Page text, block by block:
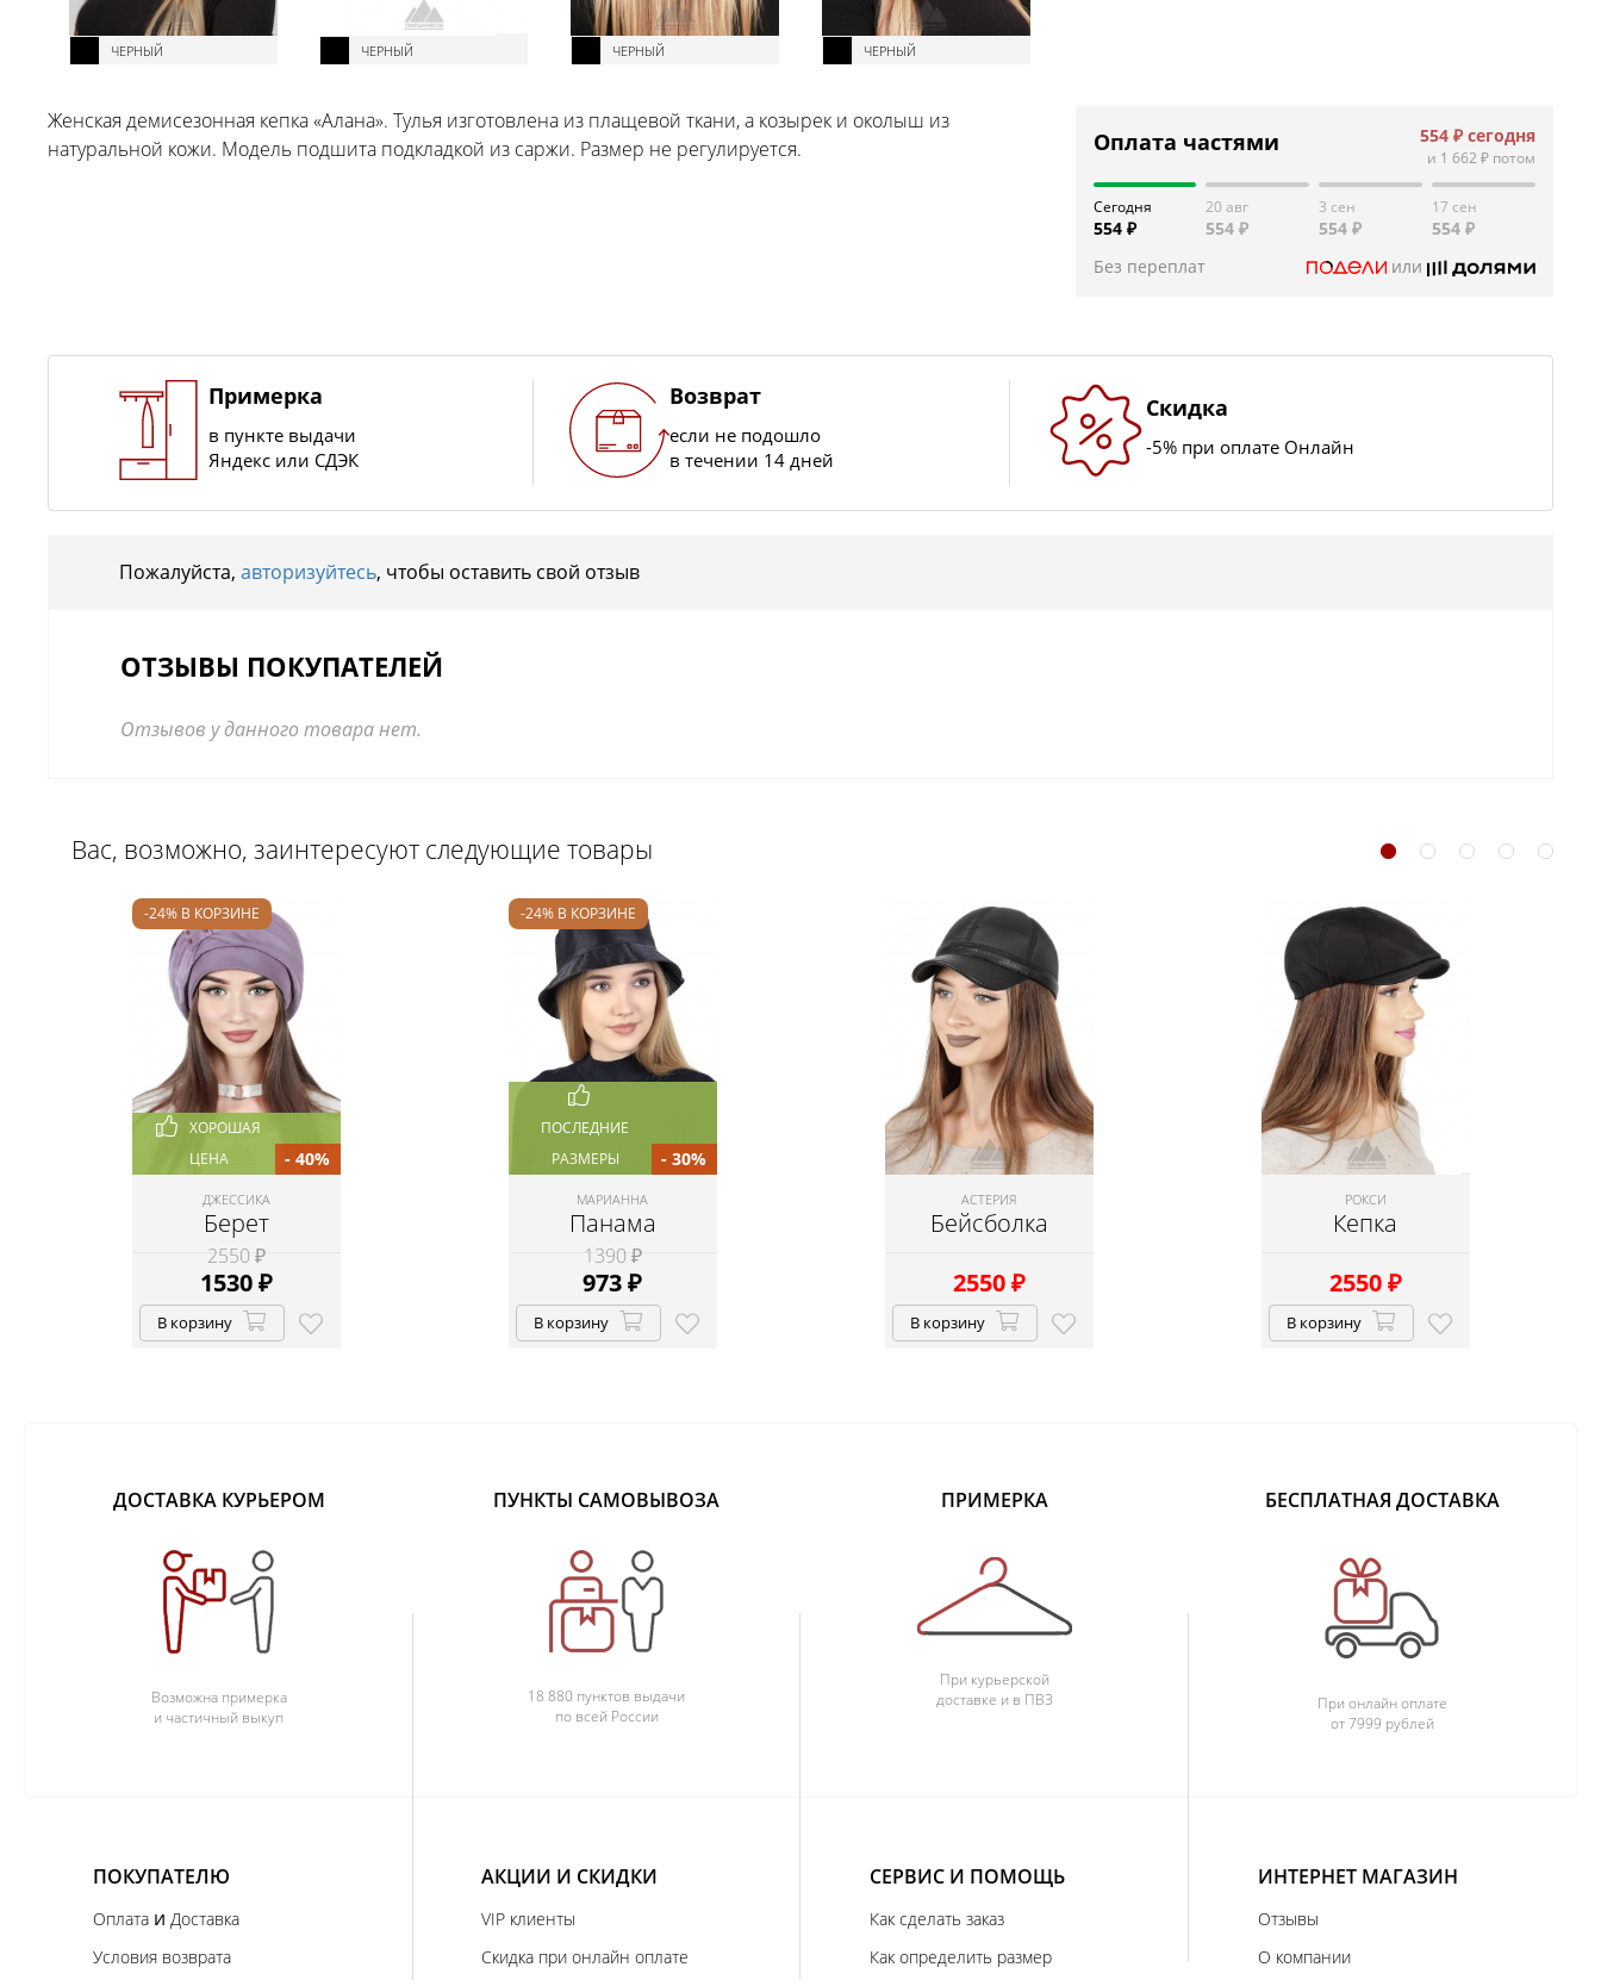
ЧЕРНЫЙ ЧЕРНЫЙ ЧЕРНЫЙ ЧЕРНЫЙ
Женская демисезонная кепка «Алана». Тулья изготовлена из плащевой ткани, а козырек и околыш из
натуральной кожи. Модель подшита подкладкой из саржи. Размер не регулируется.
Оплата частями 554 ₽сегодня
и 1 662 ₽потом
Сегодня
554 ₽
20 авг
554 ₽
3 сен
554 ₽
17 сен
554 ₽
Без переплат
или
Примерка
в пункте выдачи
Яндекс или СДЭК
Возврат
если не подошло
в течении 14 дней
Скидка
-5% при оплате Онлайн
Пожалуйста, авторизуйтесь, чтобы оставить свой отзыв
ОТЗЫВЫ ПОКУПАТЕЛЕЙ
Отзывов у данного товара нет.
Вас, возможно, заинтересуют следующие товары
-24% В КОРЗИНЕ
ХОРОШАЯ
ЦЕНА
ДЖЕССИКА
Берет
2550 ₽
1530₽
- 40%
В корзину
-24% В КОРЗИНЕ
ПОСЛЕДНИЕ
РАЗМЕРЫ
МАРИАННА
Панама
1390 ₽
973₽
- 30%
В корзину
АСТЕРИЯ
Бейсболка
2550₽
В корзину
РОКСИ
Кепка
2550₽
В корзину
ДОСТАВКА КУРЬЕРОМ
Возможна примерка
и частичный выкуп
ПУНКТЫ САМОВЫВОЗА
18 880 пунктов выдачи
по всей России
ПРИМЕРКА
При курьерской
доставке и в ПВЗ
БЕСПЛАТНАЯ ДОСТАВКА
При онлайн оплате
от 7999 рублей
ПОКУПАТЕЛЮ
Оплата и Доставка
Условия возврата
АКЦИИ И СКИДКИ
VIP клиенты
Скидка при онлайн оплате
СЕРВИС И ПОМОЩЬ
Как сделать заказ
Как определить размер
ИНТЕРНЕТ МАГАЗИН
Отзывы
О компании